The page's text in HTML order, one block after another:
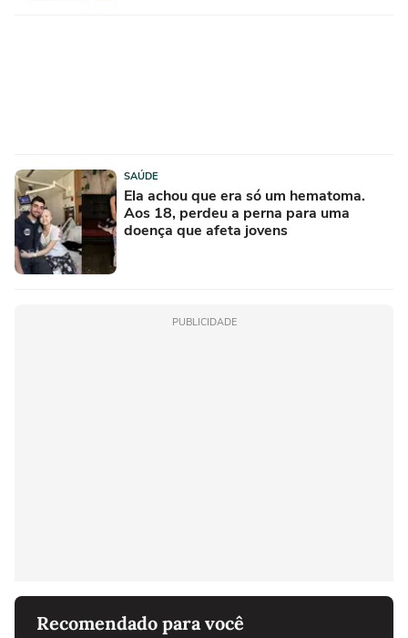
SAÚDE
Ela achou que era só um hematoma.
Aos 18, perdeu a perna para uma
doença que afeta jovens
PUBLICIDADE
Recomendado para você